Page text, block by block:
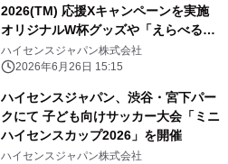
2026(TM) 応援Xキャンペーンを実施
オリジナルW杯グッズや「えらべる
Pay」が その場で当たるキャンペーン
を展開
ハイセンスジャパン株式会社
2026年6月26日 15:15
ハイセンスジャパン、渋谷・宮下パー
クにて 子ども向けサッカー大会「ミニ
ハイセンスカップ2026」を開催
ハイセンスジャパン株式会社